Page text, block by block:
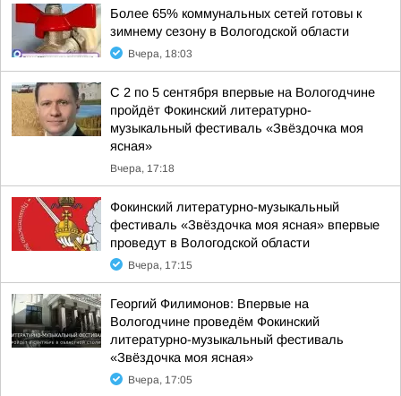
Более 65% коммунальных сетей готовы к
зимнему сезону в Вологодской области
Вчера, 18:03
С 2 по 5 сентября впервые на Вологодчине
пройдёт Фокинский литературно-
музыкальный фестиваль «Звёздочка моя
ясная»
Вчера, 17:18
Фокинский литературно-музыкальный
фестиваль «Звёздочка моя ясная» впервые
проведут в Вологодской области
Вчера, 17:15
Георгий Филимонов: Впервые на
Вологодчине проведём Фокинский
литературно-музыкальный фестиваль
«Звёздочка моя ясная»
Вчера, 17:05